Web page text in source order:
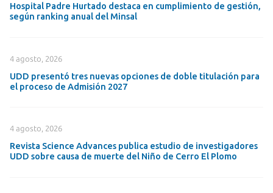
Hospital Padre Hurtado destaca en cumplimiento de gestión,
según ranking anual del Minsal
4 agosto, 2026
UDD presentó tres nuevas opciones de doble titulación para
el proceso de Admisión 2027
4 agosto, 2026
Revista Science Advances publica estudio de investigadores
UDD sobre causa de muerte del Niño de Cerro El Plomo